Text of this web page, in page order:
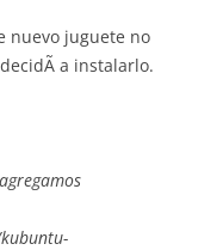
nuevo juguete no
a instalarlo.